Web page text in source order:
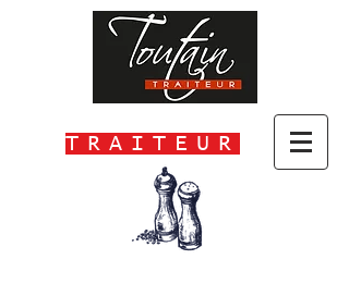
TRAITEUR